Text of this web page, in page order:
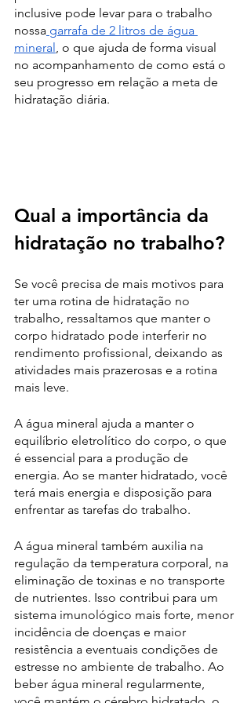
inclusive pode levar para o trabalho
nossa garrafa de 2 litros de água
mineral, o que ajuda de forma visual
no acompanhamento de como está o
seu progresso em relação a meta de
hidratação diária.
Qual a importância da
hidratação no trabalho?
Se você precisa de mais motivos para
ter uma rotina de hidratação no
trabalho, ressaltamos que manter o
corpo hidratado pode interferir no
rendimento profissional, deixando as
atividades mais prazerosas e a rotina
mais leve.
A água mineral ajuda a manter o
equilíbrio eletrolítico do corpo, o que
é essencial para a produção de
energia. Ao se manter hidratado, você
terá mais energia e disposição para
enfrentar as tarefas do trabalho.
A água mineral também auxilia na
regulação da temperatura corporal, na
eliminação de toxinas e no transporte
de nutrientes. Isso contribui para um
sistema imunológico mais forte, menor
incidência de doenças e maior
resistência a eventuais condições de
estresse no ambiente de trabalho. Ao
beber água mineral regularmente,